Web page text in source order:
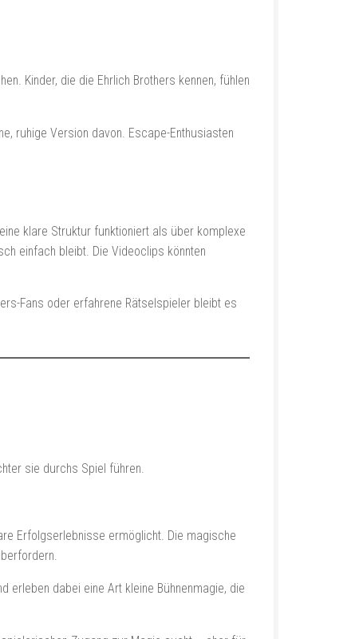
Kinder, die die Ehrlich Brothers kennen, fühlen
ruhige Version davon. Escape-Enthusiasten
klare Struktur funktioniert als über komplexe
einfach bleibt. Die Videoclips könnten
Fans oder erfahrene Rätselspieler bleibt es
sie durchs Spiel führen.
Erfolgserlebnisse ermöglicht. Die magische
erleben dabei eine Art kleine Bühnenmagie, die